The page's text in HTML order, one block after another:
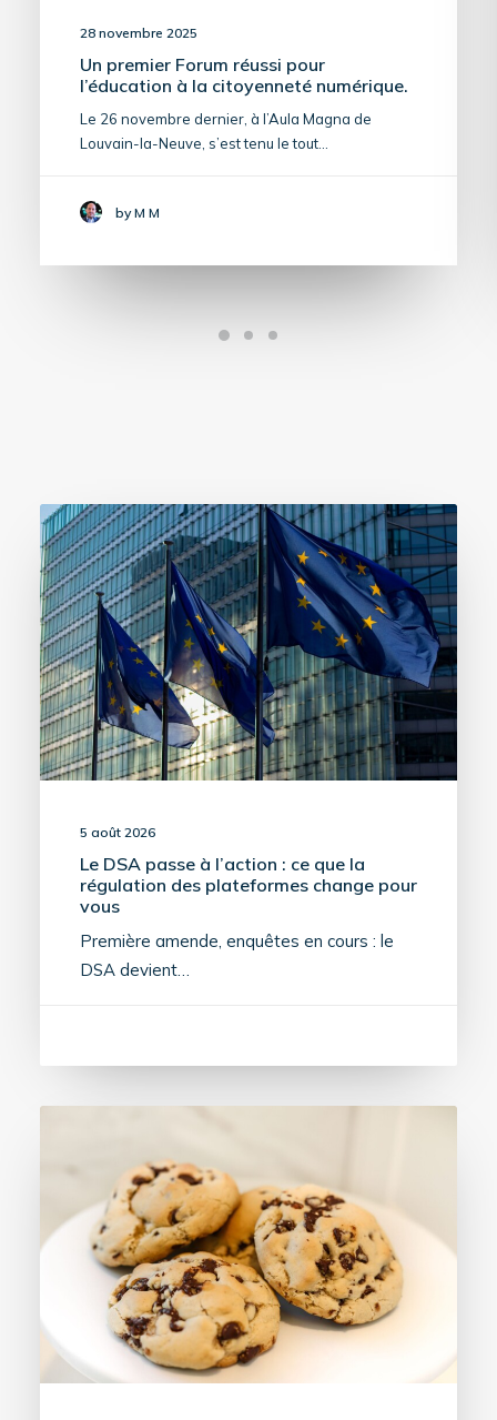
28 novembre 2025
Un premier Forum réussi pour
l’éducation à la citoyenneté numérique.
Le 26 novembre dernier, à l’Aula Magna de
Louvain-la-Neuve, s’est tenu le tout…
by M M
5 août 2026
Le DSA passe à l’action : ce que la
régulation des plateformes change pour
vous
Première amende, enquêtes en cours : le
DSA devient…